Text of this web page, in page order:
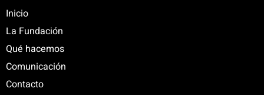
Inicio
La Fundación
Qué hacemos
Comunicación
Contacto